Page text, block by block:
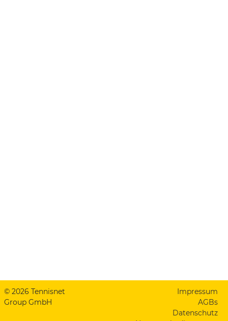
© 2026 Tennisnet
Group GmbH
Impressum
AGBs
Datenschutz